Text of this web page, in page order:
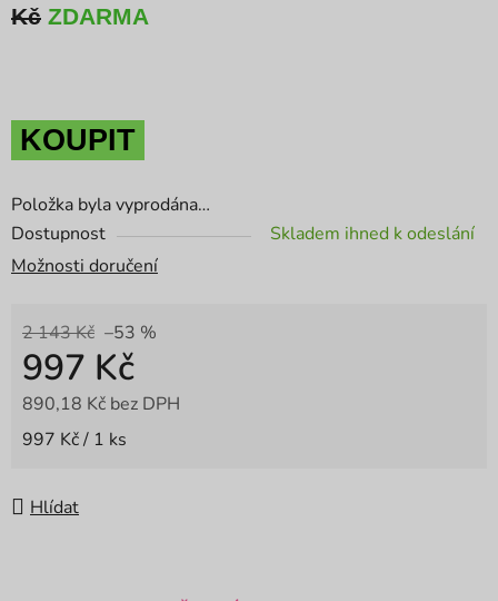
Kč ZDARMA
KOUPIT
Položka byla vyprodána…
Dostupnost
Skladem ihned k odeslání
Možnosti doručení
2 143 Kč –53 %
997 Kč
890,18 Kč bez DPH
Měrná cena:
997 Kč / 1 ks
Hlídat